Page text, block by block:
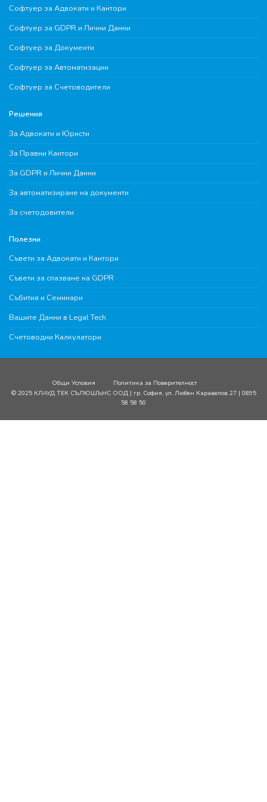
Софтуер за Адвокати и Кантори
Софтуер за GDPR и Лични Данни
Софтуер за Документи
Софтуер за Автоматизации
Софтуер за Счетоводители
Решения
За Адвокати и Юристи
За Правни Кантори
За GDPR и Лични Данни
За автоматизиране на документи
За счетодовители
Полезни
Съвети за Адвокати и Кантори
Съвети за спазване на GDPR
Събития и Семинари
Вашите Данни в Legal Tech
Счетоводни Калкулатори
Общи Условия
Политика за Поверителност
© 2025 КЛАУД ТЕК СЪЛЮШЪНС ООД | гр. София, ул. Любен Каравелов 27 | 0895
58 58 50